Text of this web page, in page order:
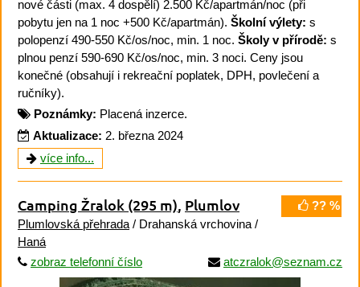
nové části (max. 4 dospělí) 2.500 Kč/apartmán/noc (při
pobytu jen na 1 noc +500 Kč/apartmán). Školní výlety: s
polopenzí 490-550 Kč/os/noc, min. 1 noc. Školy v přírodě: s
plnou penzí 590-690 Kč/os/noc, min. 3 noci. Ceny jsou
konečné (obsahují i rekreační poplatek, DPH, povlečení a
ručníky).
Poznámky: Placená inzerce.
Aktualizace: 2. března 2024
více info...
?? %
Camping Žralok (295 m), Plumlov
Plumlovská přehrada / Drahanská vrchovina /
Haná
zobraz telefonní číslo
atczralok@seznam.cz